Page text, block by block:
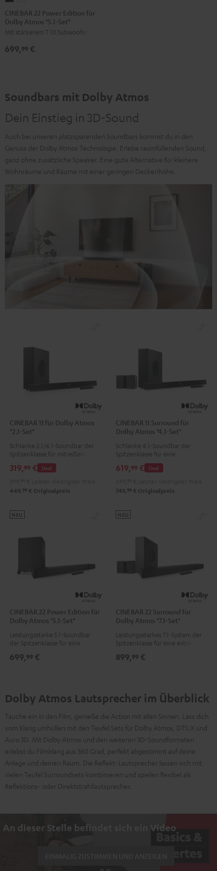
22
Power
Edition
für
Schwarz
22
Power
Edition
für
Set"
Weiß
CINEBAR 22 Power Edition für
Dolby Atmos "5.1-Set"
Mit stärkerem T 10 Subwoofer
699,99 €
Soundbars mit Dolby Atmos
Dein Einstieg in 3D-Sound
Auch bei unseren platzsparenden Soundbars kommst du in den
Genuss der Dolby Atmos Technologie. Erlebe raumfüllenden Sound,
ganz ohne zusätzliche Speaker. Eine gute Alternative für kleinere
Wohnräume und Räume mit einer geringen Deckenhöhe.
CINEBAR 11 für Dolby Atmos
"2.1-Set"
Schlanke 2.1/4.1-Soundbar der
Spitzenklasse für mitreißende
TV-, Gaming und
Musikwiedergabe, für Räume bis
Deal
319,99 €
449, 99 € Originalpreis
CINEBAR 11 Surround für
Dolby Atmos "4.1-Set"
Schlanke 4.1-Soundbar der
Spitzenklasse für eine
mitreißende TV-, Gaming und
Musikwiedergabe sowie echten
Deal
619,99 €
749, 99 € Originalpreis
CINEBAR 22 Power Edition für
Dolby Atmos "5.1-Set"
Leistungsstarke 5.1-Soundbar
der Spitzenklasse für eine
und Musikwiedergabe in
NEU
699,99 €
CINEBAR 22 Surround für
Dolby Atmos "7.1-Set"
Leistungsstarkes 7.1-System der
Spitzenklasse für eine extrem
Musikwiedergabe in Räumen bis
NEU
899,99 €
Dolby Atmos Lautsprecher im Überblick
Tauche ein in den Film, genieße die Action mit allen Sinnen. Lass dich
vom Klang umhüllen mit den Teufel Sets für Dolby Atmos, DTS:X und
Auro 3D. Mit Dolby Atmos und den weiteren 3D-Soundformaten
erlebst du Filmklang aus 360 Grad, perfekt abgestimmt auf deine
Anlage und deinen Raum. Die Reflekt-Lautsprecher lassen sich mit
vielen Teufel Surroundsets kombinieren und spielen flexibel als
Reflektions- oder Direktstrahllautsprecher.
An dieser Stelle befindet sich ein Video